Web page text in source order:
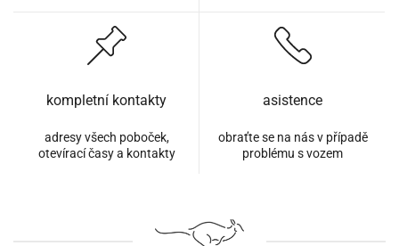
kompletní kontakty
adresy všech poboček,
otevírací časy a kontakty
asistence
obraťte se na nás v případě
problému s vozem